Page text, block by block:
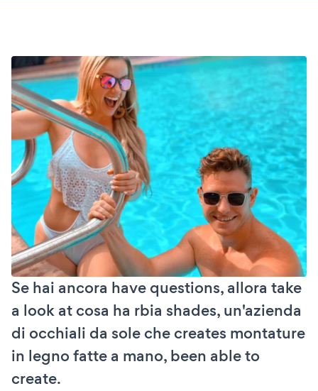
Se hai ancora have questions, allora take
a look at cosa ha rbia shades, un'azienda
di occhiali da sole che creates montature
in legno fatte a mano, been able to
create.